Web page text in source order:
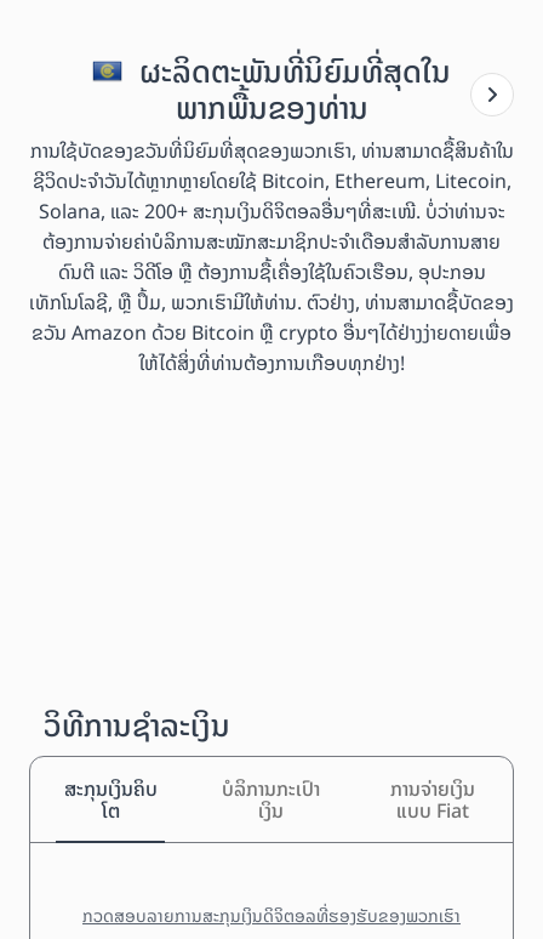
ຜະລິດຕະພັນທີ່ນິຍົມທີ່ສຸດໃນ
ພາກພື້ນຂອງທ່ານ
ການໃຊ້ບັດຂອງຂວັນທີ່ນິຍົມທີ່ສຸດຂອງພວກເຮົາ, ທ່ານສາມາດຊື້ສິນຄ້າໃນ
ຊີວິດປະຈຳວັນໄດ້ຫຼາກຫຼາຍໂດຍໃຊ້ Bitcoin, Ethereum, Litecoin,
Solana, ແລະ 200+ ສະກຸນເງິນດິຈິຕອລອື່ນໆທີ່ສະເໜີ. ບໍ່ວ່າທ່ານຈະ
ຕ້ອງການຈ່າຍຄ່າບໍລິການສະໝັກສະມາຊິກປະຈຳເດືອນສຳລັບການສາຍ
ດົນຕີ ແລະ ວິດີໂອ ຫຼື ຕ້ອງການຊື້ເຄື່ອງໃຊ້ໃນຄົວເຮືອນ, ອຸປະກອນ
ເທັກໂນໂລຊີ, ຫຼື ປຶ້ມ, ພວກເຮົາມີໃຫ້ທ່ານ. ຕົວຢ່າງ, ທ່ານສາມາດຊື້ບັດຂອງ
ຂວັນ Amazon ດ້ວຍ Bitcoin ຫຼື crypto ອື່ນໆໄດ້ຢ່າງງ່າຍດາຍເພື່ອ
ໃຫ້ໄດ້ສິ່ງທີ່ທ່ານຕ້ອງການເກືອບທຸກຢ່າງ!
ວິທີການຊຳລະເງິນ
ສະກຸນເງິນຄິບ
ໂຕ
ບໍລິການກະເປົາ
ເງິນ
ການຈ່າຍເງິນ
ແບບ Fiat
ກວດສອບລາຍການສະກຸນເງິນດິຈິຕອລທີ່ຮອງຮັບຂອງພວກເຮົາ